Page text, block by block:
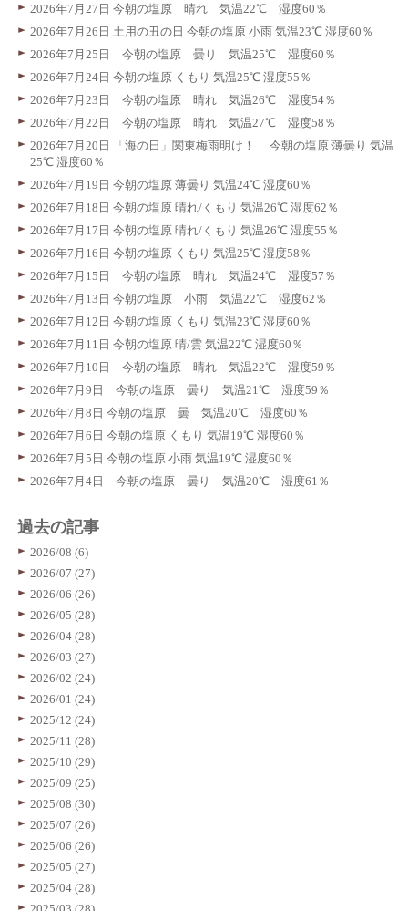
2026年7月27日 今朝の塩原 晴れ 気温22℃ 湿度60％
2026年7月26日 土用の丑の日 今朝の塩原 小雨 気温23℃ 湿度60％
2026年7月25日 今朝の塩原 曇り 気温25℃ 湿度60％
2026年7月24日 今朝の塩原 くもり 気温25℃ 湿度55％
2026年7月23日 今朝の塩原 晴れ 気温26℃ 湿度54％
2026年7月22日 今朝の塩原 晴れ 気温27℃ 湿度58％
2026年7月20日 「海の日」関東梅雨明け！ 今朝の塩原 薄曇り 気温
25℃ 湿度60％
2026年7月19日 今朝の塩原 薄曇り 気温24℃ 湿度60％
2026年7月18日 今朝の塩原 晴れ/くもり 気温26℃ 湿度62％
2026年7月17日 今朝の塩原 晴れ/くもり 気温26℃ 湿度55％
2026年7月16日 今朝の塩原 くもり 気温25℃ 湿度58％
2026年7月15日 今朝の塩原 晴れ 気温24℃ 湿度57％
2026年7月13日 今朝の塩原 小雨 気温22℃ 湿度62％
2026年7月12日 今朝の塩原 くもり 気温23℃ 湿度60％
2026年7月11日 今朝の塩原 晴/雲 気温22℃ 湿度60％
2026年7月10日 今朝の塩原 晴れ 気温22℃ 湿度59％
2026年7月9日 今朝の塩原 曇り 気温21℃ 湿度59％
2026年7月8日 今朝の塩原 曇 気温20℃ 湿度60％
2026年7月6日 今朝の塩原 くもり 気温19℃ 湿度60％
2026年7月5日 今朝の塩原 小雨 気温19℃ 湿度60％
2026年7月4日 今朝の塩原 曇り 気温20℃ 湿度61％
過去の記事
2026/08 (6)
2026/07 (27)
2026/06 (26)
2026/05 (28)
2026/04 (28)
2026/03 (27)
2026/02 (24)
2026/01 (24)
2025/12 (24)
2025/11 (28)
2025/10 (29)
2025/09 (25)
2025/08 (30)
2025/07 (26)
2025/06 (26)
2025/05 (27)
2025/04 (28)